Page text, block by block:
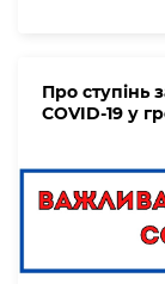
Про ступінь
COVID-19 у